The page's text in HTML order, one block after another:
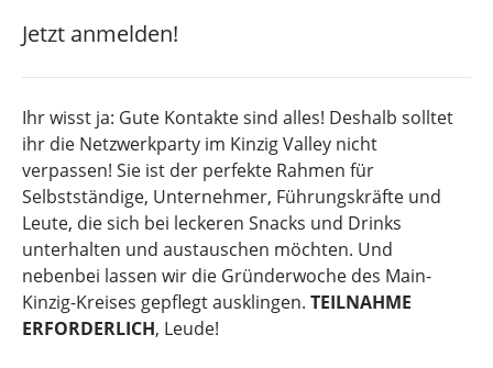
Jetzt anmelden!
Ihr wisst ja: Gute Kontakte sind alles! Deshalb solltet
ihr die Netzwerkparty im Kinzig Valley nicht
verpassen! Sie ist der perfekte Rahmen für
Selbstständige, Unternehmer, Führungskräfte und
Leute, die sich bei leckeren Snacks und Drinks
unterhalten und austauschen möchten. Und
nebenbei lassen wir die Gründerwoche des Main-
Kinzig-Kreises gepflegt ausklingen. TEILNAHME
ERFORDERLICH, Leude!